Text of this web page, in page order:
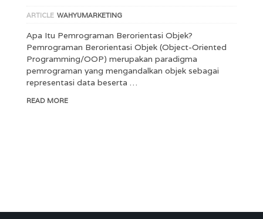
ARTICLE WAHYUMARKETING
Apa Itu Pemrograman Berorientasi Objek?
Pemrograman Berorientasi Objek (Object-Oriented
Programming/OOP) merupakan paradigma
pemrograman yang mengandalkan objek sebagai
representasi data beserta …
READ MORE